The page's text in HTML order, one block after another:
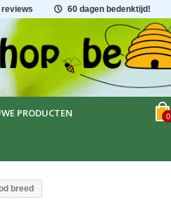
reviews 60 dagen bedenktijd!
0
PRODUCTEN
breed